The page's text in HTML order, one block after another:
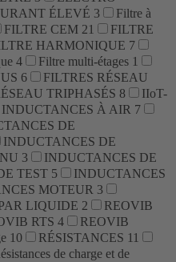
ÉLEVÉ 3
Filtre à
FILTRE CEM 21
FILTRE
HARMONIQUE 7
4 Filtre multi-étages 1
6
FILTRES RÉSEAU
TRIPHASÉS 8
IIoT-
INDUCTANCES À AIR 7
DE
INDUCTANCES DE
3
INDUCTANCES DE
TEST 5
INDUCTANCES
MOTEUR 3
LIQUIDE 2
REOVIB
RTS 4
REOVIB
10 RÉSISTANCES 11
de charge et de